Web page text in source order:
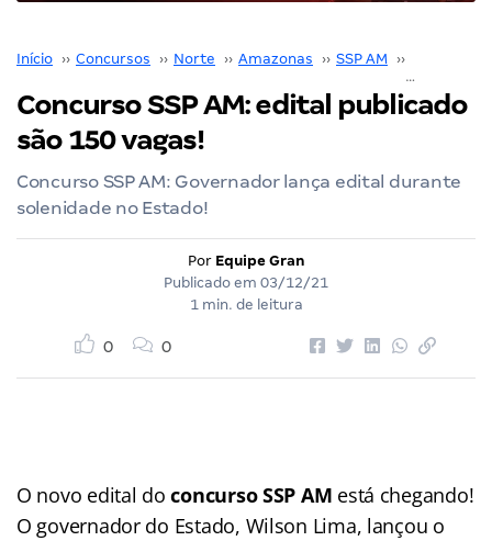
Início ›› Concursos ›› Norte ›› Amazonas ›› SSP AM ››
Concurso SSP AM: edital publicado
são 150 vagas!
Concurso SSP AM: Governador lança edital durante
solenidade no Estado!
Por Equipe Gran
Publicado em 03/12/21
1 min. de leitura
0 0
O novo edital doconcurso SSP AM está chegando!
O governador do Estado, Wilson Lima, lançou o